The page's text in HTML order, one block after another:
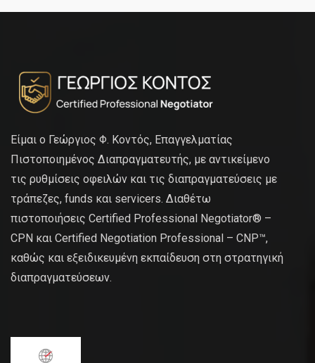
Είμαι ο Γεώργιος Φ. Κοντός, Επαγγελματίας
Πιστοποιημένος Διαπραγματευτής, με αντικείμενο
τις ρυθμίσεις οφειλών και τις διαπραγματεύσεις με
τράπεζες, funds και servicers. Διαθέτω
πιστοποιήσεις Certified Professional Negotiator® –
CPN και Certified Negotiation Professional – CNP™,
καθώς και εξειδικευμένη εκπαίδευση στη στρατηγική
διαπραγματεύσεων.